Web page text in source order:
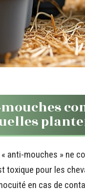
anti-mouches » ne
toxique pour les
en cas de